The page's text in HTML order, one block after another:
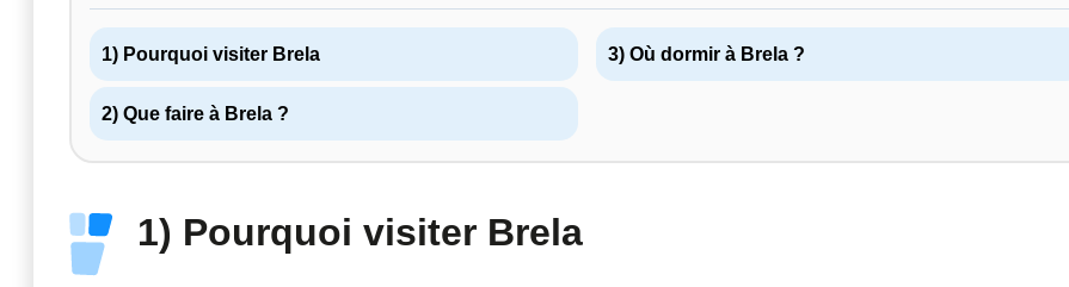
1) Pourquoi visiter Brela
2) Que faire à Brela ?
3) Où dormir à Brela ?
1) Pourquoi visiter Brela